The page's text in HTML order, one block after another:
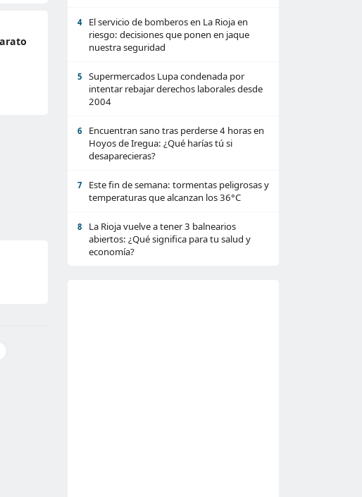
4
El servicio de bomberos en La Rioja en
riesgo: decisiones que ponen en jaque
nuestra seguridad
5
Supermercados Lupa condenada por
intentar rebajar derechos laborales desde
2004
6
Encuentran sano tras perderse 4 horas en
Hoyos de Iregua: ¿Qué harías tú si
desaparecieras?
7
Este fin de semana: tormentas peligrosas y
temperaturas que alcanzan los 36°C
8
La Rioja vuelve a tener 3 balnearios
abiertos: ¿Qué significa para tu salud y
economía?